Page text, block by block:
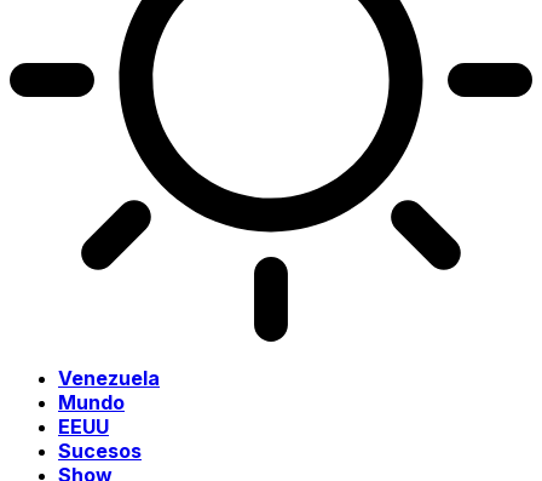
Venezuela
Mundo
EEUU
Sucesos
Show